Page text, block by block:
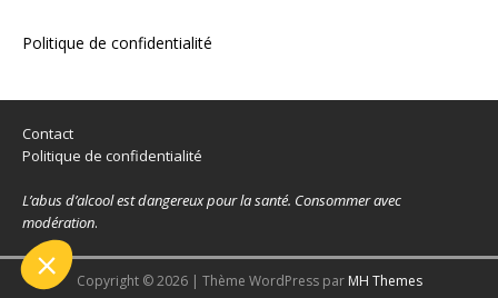
Politique de confidentialité
Contact
Politique de confidentialité
L’abus d’alcool est dangereux pour la santé. Consommer avec
modération.
Copyright © 2026 | Thème WordPress par MH Themes
avant de vous
aimerait bien vous accompagner pendant votre
?
Consentements certifiés par
Je choisis OK pour moi